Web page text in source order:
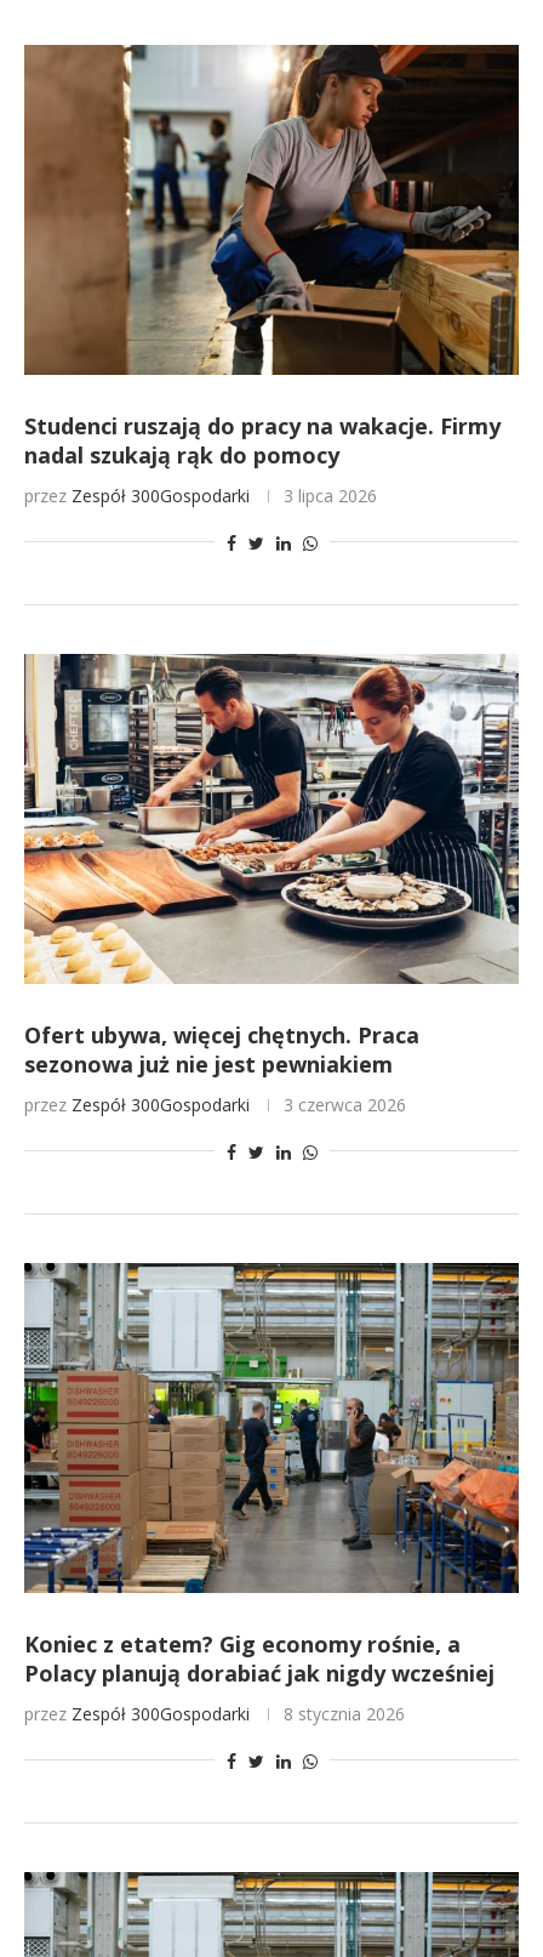
Studenci ruszają do pracy na wakacje. Firmy
nadal szukają rąk do pomocy
przez Zespół 300Gospodarki 3 lipca 2026
Ofert ubywa, więcej chętnych. Praca
sezonowa już nie jest pewniakiem
przez Zespół 300Gospodarki 3 czerwca 2026
Koniec z etatem? Gig economy rośnie, a
Polacy planują dorabiać jak nigdy wcześniej
przez Zespół 300Gospodarki 8 stycznia 2026